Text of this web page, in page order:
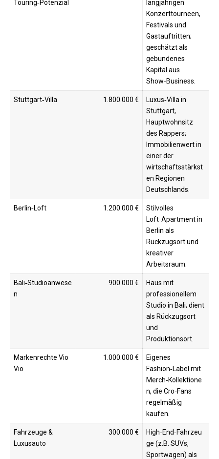
Touring‑Potenzial
langjährigen
Konzerttourneen,
Festivals und
Gastauftritten;
geschätzt als
gebundenes
Kapital aus
Show‑Business.
Stuttgart‑Villa 1.800.000 €
Luxus‑Villa in
Stuttgart,
Hauptwohnsitz
des Rappers;
Immobilienwert in
einer der
wirtschaftsstärkst
en Regionen
Deutschlands.
Berlin‑Loft 1.200.000 €
Stilvolles
Loft‑Apartment in
Berlin als
Rückzugsort und
kreativer
Arbeitsraum. ​
Bali‑Studioanwese
n
900.000 €
Haus mit
professionellem
Studio in Bali; dient
als Rückzugsort
und
Produktionsort. ​​
Markenrechte Vio
Vio
1.000.000 €
Eigenes
Fashion‑Label mit
Merch‑Kollektione
n, die Cro‑Fans
regelmäßig
kaufen. ​
Fahrzeuge &
Luxusauto
300.000 €
High‑End‑Fahrzeu
ge (z.B. SUVs,
Sportwagen) als